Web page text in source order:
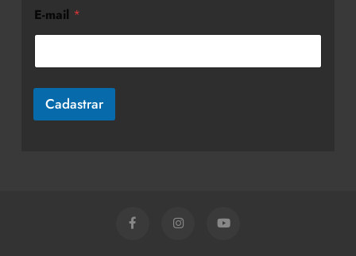
E-mail *
Cadastrar